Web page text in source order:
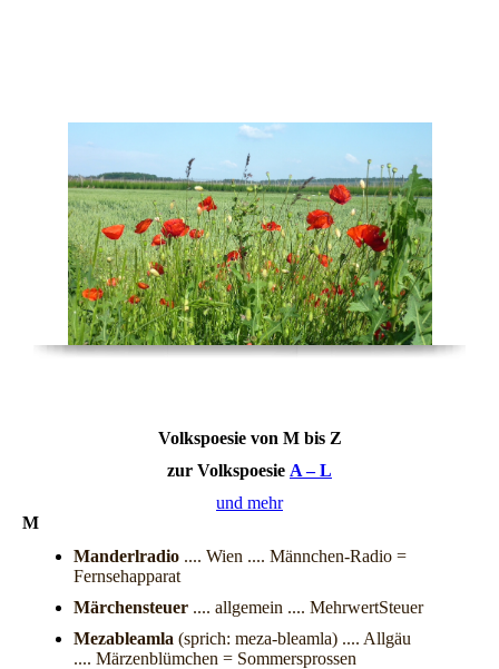
Multi ( Kulti ) Deutsch
Volkspoesie von M bis Z
zur Volkspoesie A – L
und mehr
M
Manderlradio .... Wien .... Männchen-Radio =
Fernsehapparat
Märchensteuer .... allgemein .... MehrwertSteuer
Mezableamla (sprich: meza-bleamla) .... Allgäu
.... Märzenblümchen = Sommersprossen